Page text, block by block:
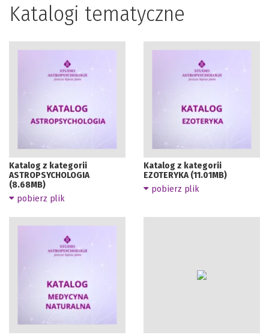
Katalogi tematyczne
Katalog z kategorii
ASTROPSYCHOLOGIA
(8.68MB)
pobierz plik
Katalog z kategorii
EZOTERYKA (11.01MB)
pobierz plik